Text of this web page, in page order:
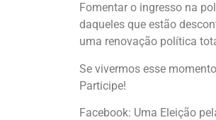
Fomentar o ingresso na
daqueles que estão
uma renovação política
Se vivermos esse
Participe!
Facebook: Uma Eleição